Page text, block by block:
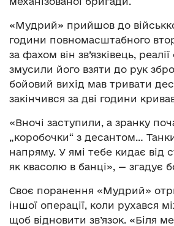
«Мудрий» прийшов до
години повномасштабного
за фахом він зв’язківець,
змусили його взяти до рук
бойовий вихід мав тривати
закінчився за дві години
«Вночі заступили, а зранку
„коробочки“ з десантом…
напряму. У ямі тебе кидає від
як квасолю в банці», — згадує
Своє поранення «Мудрий»
іншої операції, коли рухався
щоб відновити зв’язок. «Біля